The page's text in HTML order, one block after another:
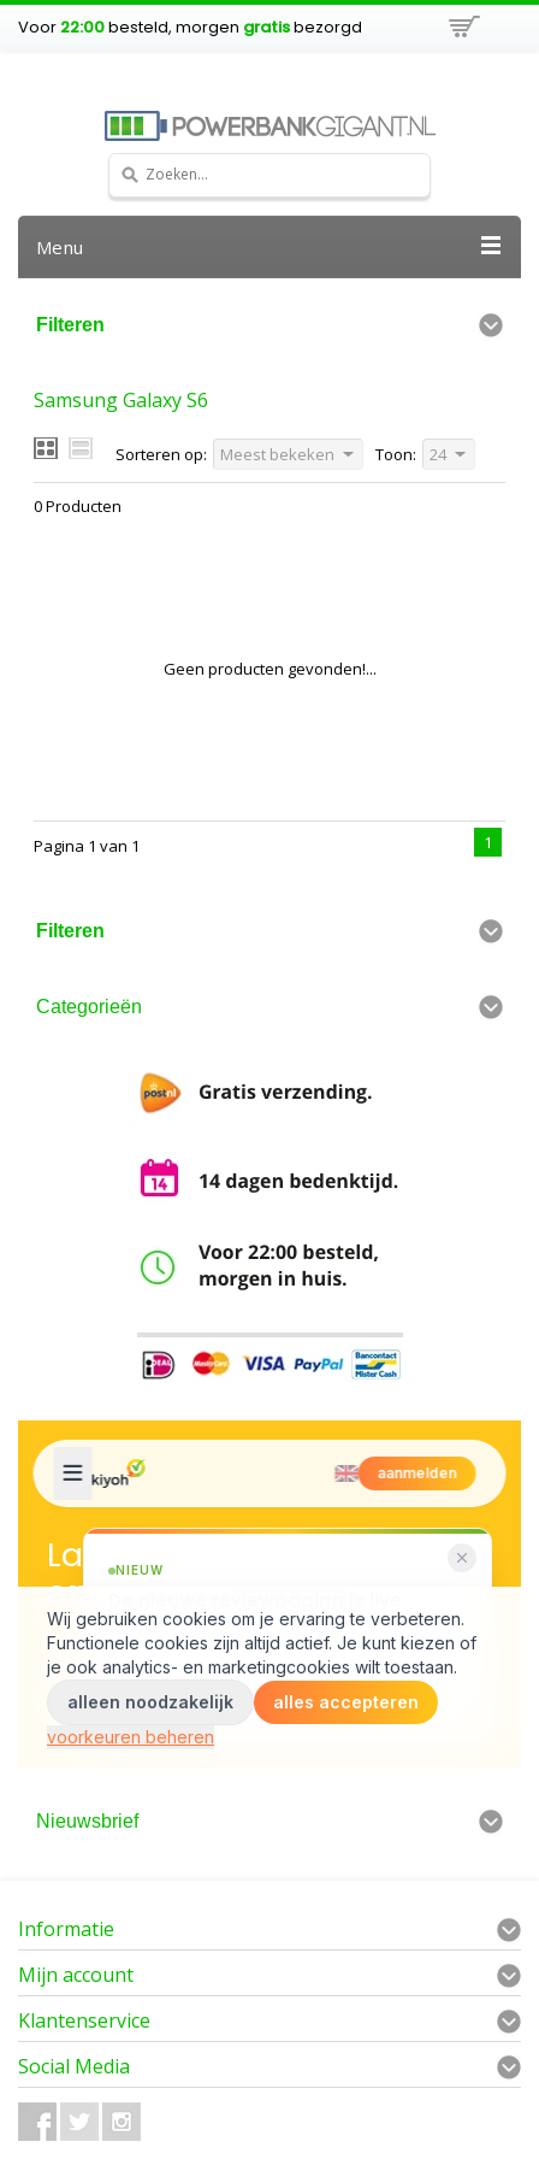
Voor 22:00besteld, morgen gratisbezorgd
Menu
Filteren
Samsung Galaxy S6
Sorteren op: Meest bekeken Toon: 24
0 Producten
Geen producten gevonden!...
Pagina 1 van 1 1
Filteren
Categorieën
Nieuwsbrief
Informatie
Mijn account
Klantenservice
Social Media